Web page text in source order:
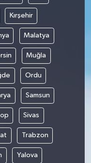
Kırşehir
Malatya
Muğla
Ordu
Samsun
Sivas
Trabzon
Yalova